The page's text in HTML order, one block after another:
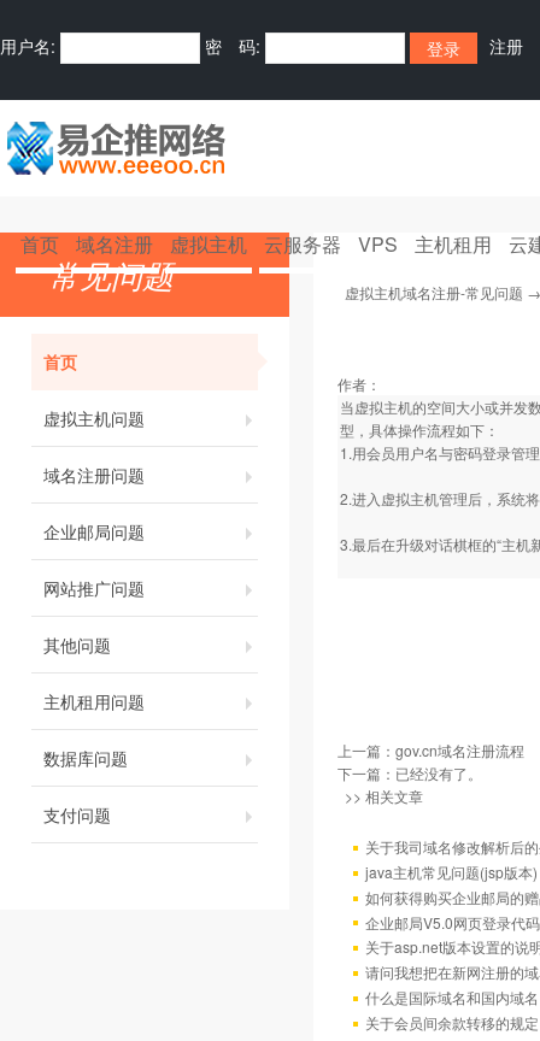
用户名: 密 码: 注册
首页 域名注册 虚拟主机 云服务器 VPS 主机租用 云
常见问题
首页
虚拟主机问题
域名注册问题
企业邮局问题
网站推广问题
其他问题
主机租用问题
数据库问题
支付问题
虚拟主机域名注册-常见问题
作者：
当虚拟主机的空间大小或并发
型，具体操作流程如下：
1.用会员用户名与密码登录管
2.进入虚拟主机管理后，系统
3.最后在升级对话棋框的“主机
上一篇： gov.cn域名注册流程
下一篇：已经没有了。
>> 相关文章
关于我司域名修改解析后
java主机常见问题(jsp版本)
如何获得购买企业邮局的
企业邮局V5.0网页登录代码
关于asp.net版本设置的说
请问我想把在新网注册的
什么是国际域名和国内域
关于会员间余款转移的规定